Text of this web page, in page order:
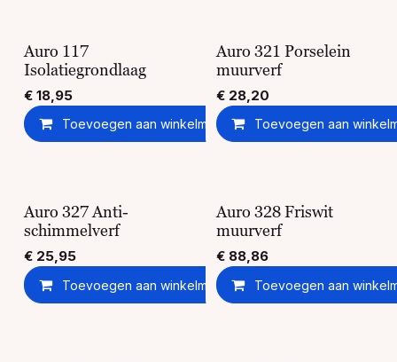
Auro 117
Isolatiegrondlaag
€ 18,95
Toevoegen aan winkelmandje Toevoegen aan
Auro 321 Porselein
muurverf
€ 28,20
Toevoegen aan
Auro 327 Anti-
schimmelverf
€ 25,95
Toevoegen aan winkelmandje Toevoegen aan
Auro 328 Friswit
muurverf
€ 88,86
Toevoegen aan